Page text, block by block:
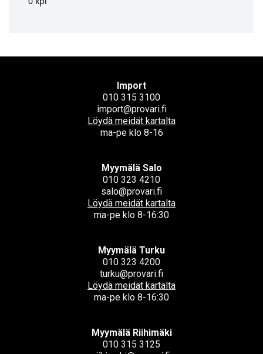
Import
010 315 3100
import@provari.fi
Löydä meidät kartalta
ma-pe klo 8-16
Myymälä Salo
010 323 4210
salo@provari.fi
Löydä meidät kartalta
ma-pe klo 8-16:30
Myymälä Turku
010 323 4200
turku@provari.fi
Löydä meidät kartalta
ma-pe klo 8-16:30
Myymälä Riihimäki
010 315 3125